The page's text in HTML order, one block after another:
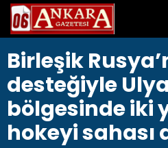
Birleşik
desteğiyle
bölgesinde iki
hokeyi sahası